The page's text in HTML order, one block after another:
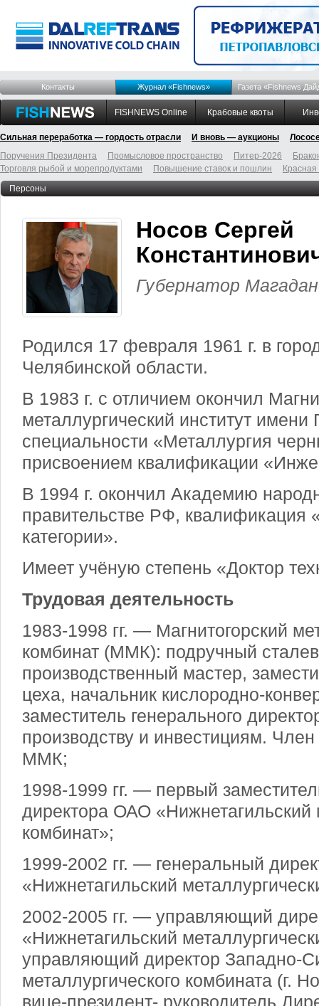
Контакты Журнал «Fishnews» Газета «Fishnews
FISHNEWS Online Крабовые квоты
Сильная переработка — гордость отрасли И вновь — аукционы
Поручения Президента
Промысловое пространство Питер-2026
Торговля рыбой и морепродуктами
Повышение ставок и пошлин
Персоны
Носов Сергей
Губернатор
Родился 17 февраля 1961 г. в
Челябинской области.
В 1983 г. с отличием окончил
металлургический институт
специальности «Металлургия
присвоением квалификации
В 1994 г. окончил Академию
правительстве РФ,
категории».
Имеет учёную степень «Доктор
Трудовая деятельность
1983-1998 гг. — Магнитогорский
комбинат (ММК): подручный
производственный мастер,
цеха, начальник кислородно-
заместитель генерального
производству и инвестициям.
ММК;
1998-1999 гг. — первый
директора ОАО «Нижнетагильский
комбинат»;
1999-2002 гг. — генеральный
«Нижнетагильский
2002-2005 гг. — управляющий
«Нижнетагильский
управляющий директор Западно-
металлургического комбината (г.
вице-президент- руководитель